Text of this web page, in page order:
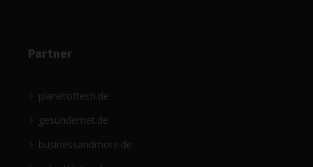
Partner
planetoftech.de
gesündernet.de
businessandmore.de